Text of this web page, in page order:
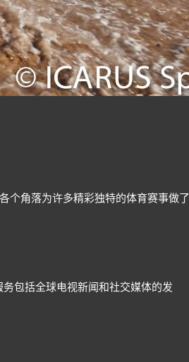
个角落为许多精彩独特的体育赛事做了
包括全球电视新闻和社交媒体的发